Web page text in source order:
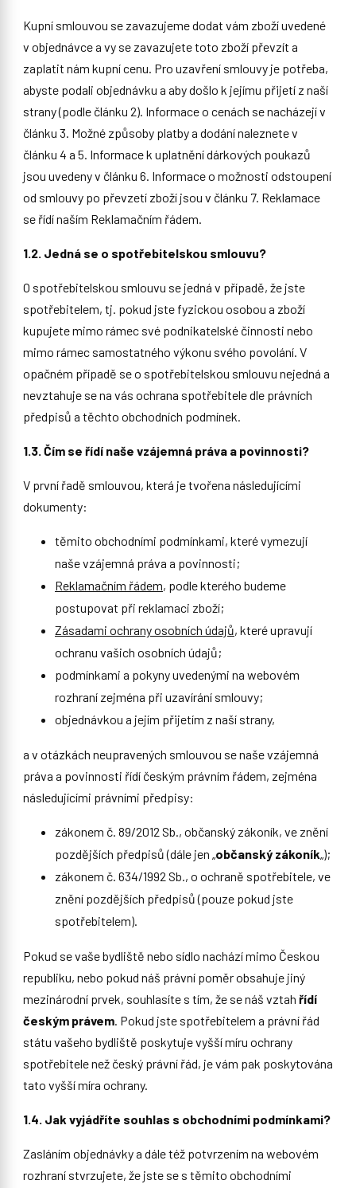
Kupní smlouvou se zavazujeme dodat vám zboží uvedené
v objednávce a vy se zavazujete toto zboží převzít a
zaplatit nám kupní cenu. Pro uzavření smlouvy je potřeba,
abyste podali objednávku a aby došlo k jejímu přijetí z naší
strany (podle článku 2). Informace o cenách se nacházejí v
článku 3. Možné způsoby platby a dodání naleznete v
článku 4 a 5. Informace k uplatnění dárkových poukazů
jsou uvedeny v článku 6. Informace o možnosti odstoupení
od smlouvy po převzetí zboží jsou v článku 7. Reklamace
se řídí naším Reklamačním řádem.
1.2. Jedná se o spotřebitelskou smlouvu?
O spotřebitelskou smlouvu se jedná v případě, že jste
spotřebitelem, tj. pokud jste fyzickou osobou a zboží
kupujete mimo rámec své podnikatelské činnosti nebo
mimo rámec samostatného výkonu svého povolání. V
opačném případě se o spotřebitelskou smlouvu nejedná a
nevztahuje se na vás ochrana spotřebitele dle právních
předpisů a těchto obchodních podmínek.
1.3. Čím se řídí naše vzájemná práva a povinnosti?
V první řadě smlouvou, která je tvořena následujícími
dokumenty:
těmito obchodními podmínkami, které vymezují
naše vzájemná práva a povinnosti;
Reklamačním řádem, podle kterého budeme
postupovat při reklamaci zboží;
Zásadami ochrany osobních údajů, které upravují
ochranu vašich osobních údajů;
podmínkami a pokyny uvedenými na webovém
rozhraní zejména při uzavírání smlouvy;
objednávkou a jejím přijetím z naší strany,
a v otázkách neupravených smlouvou se naše vzájemná
práva a povinnosti řídí českým právním řádem, zejména
následujícími právními předpisy:
zákonem č. 89/2012 Sb., občanský zákoník, ve znění
pozdějších předpisů (dále jen „občanský zákoník„);
zákonem č. 634/1992 Sb., o ochraně spotřebitele, ve
znění pozdějších předpisů (pouze pokud jste
spotřebitelem).
Pokud se vaše bydliště nebo sídlo nachází mimo Českou
republiku, nebo pokud náš právní poměr obsahuje jiný
mezinárodní prvek, souhlasíte s tím, že se náš vztah řídí
českým právem. Pokud jste spotřebitelem a právní řád
státu vašeho bydliště poskytuje vyšší míru ochrany
spotřebitele než český právní řád, je vám pak poskytována
tato vyšší míra ochrany.
1.4. Jak vyjádříte souhlas s obchodními podmínkami?
Zasláním objednávky a dále též potvrzením na webovém
rozhraní stvrzujete, že jste se s těmito obchodními